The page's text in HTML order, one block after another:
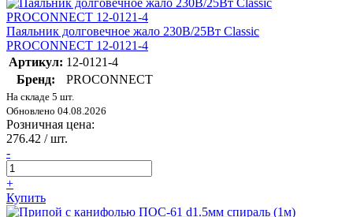
Паяльник долговечное жало 230В/25Вт Classic
PROCONNECT 12-0121-4
Артикул: 12-0121-4
Бренд:
PROCONNECT
На складе 5 шт.
Обновлено 04.08.2026
Розничная цена:
276.42 / шт.
-
+
Купить